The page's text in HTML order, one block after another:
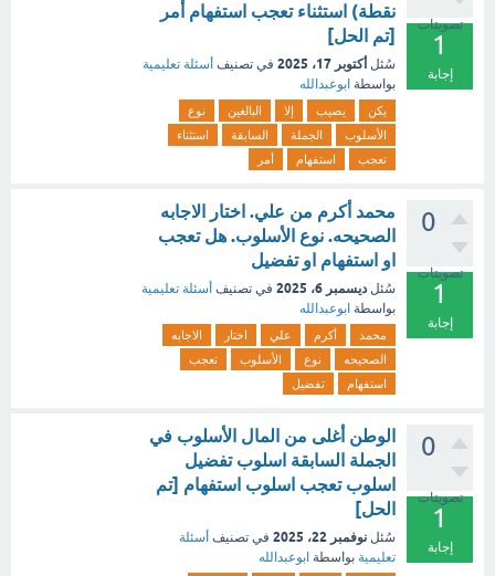
تصويتات
1
إجابة
نقطة) استثناء تعجب استفهام أمر
[تم الحل]
سُئل أكتوبر 17، 2025 في تصنيف أسئلة تعليمية
بواسطة ابوعبدالله
يكن يصيب إلا البالغين
نوع
الأسلوب
الجملة السابقة
استثناء
تعجب
استفهام أمر
0
تصويتات
1
إجابة
محمد أكرم من علي. اختار الاجابه
الصحيحه. نوع الأسلوب. هل تعجب
او استفهام او تفضيل
سُئل ديسمبر 6، 2025 في تصنيف أسئلة تعليمية
بواسطة ابوعبدالله
محمد أكرم علي اختار
الاجابه
الصحيحه
نوع الأسلوب
تعجب
استفهام
تفضيل
0
تصويتات
1
إجابة
الوطن أغلى من المال الأسلوب في
الجملة السابقة اسلوب تفضيل
اسلوب تعجب اسلوب استفهام [تم
الحل]
سُئل نوفمبر 22، 2025 في تصنيف أسئلة
تعليمية بواسطة ابوعبدالله